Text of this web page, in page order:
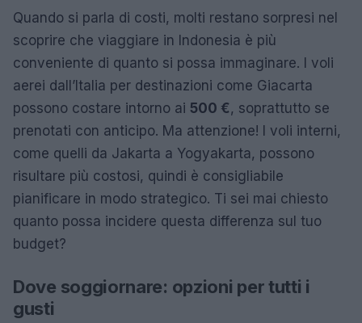
Quando si parla di costi, molti restano sorpresi nel
scoprire che viaggiare in Indonesia è più
conveniente di quanto si possa immaginare. I voli
aerei dall’Italia per destinazioni come Giacarta
possono costare intorno ai 500 €, soprattutto se
prenotati con anticipo. Ma attenzione! I voli interni,
come quelli da Jakarta a Yogyakarta, possono
risultare più costosi, quindi è consigliabile
pianificare in modo strategico. Ti sei mai chiesto
quanto possa incidere questa differenza sul tuo
budget?
Dove soggiornare: opzioni per tutti i
gusti